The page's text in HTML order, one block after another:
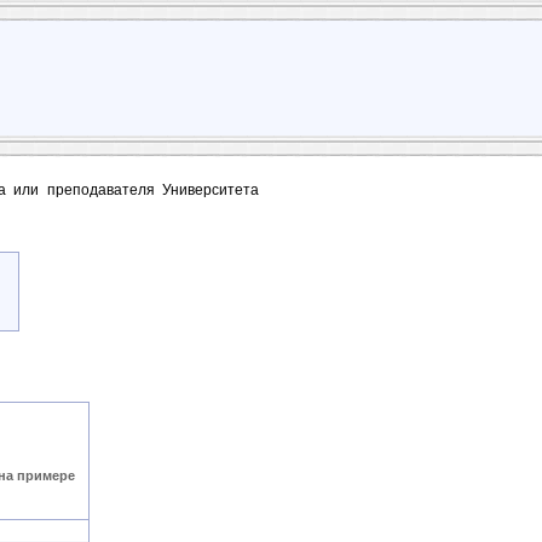
или преподавателя Университета
примере